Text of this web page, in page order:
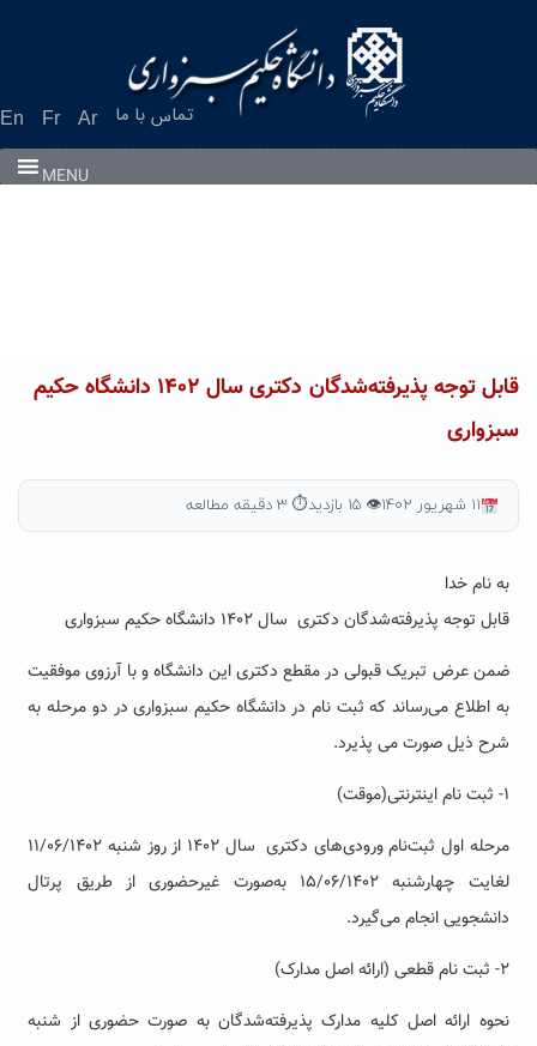
En Fr Ar تماس با ما
MENU
قابل توجه پذیرفته‌شدگان دکتری سال ۱۴۰۲ دانشگاه حکیم
سبزواری
۱۱ شهریور ۱۴۰۲ 👁 ۱۵ بازدید ⏱ ۳ دقیقه مطالعه
به ‌نام خدا
قابل توجه پذیرفته‌شدگان دکتری سال ۱۴۰۲ دانشگاه حکیم سبزواری
ضمن عرض تبریک قبولی در مقطع دکتری این دانشگاه و با آرزوی موفقیت
به اطلاع می‌رساند که ثبت نام در دانشگاه حکیم سبزواری در دو مرحله به
شرح ذیل صورت می پذیرد.
۱- ثبت نام اینترنتی(موقت)
مرحله اول ثبت‌نام ورودی‌های دکتری سال ۱۴۰۲ از روز شنبه ۱۱/۰۶/۱۴۰۲
لغایت چهارشنبه ۱۵/۰۶/۱۴۰۲ به‌صورت غیرحضوری از طریق پرتال
دانشجویی انجام می‌گیرد.
۲- ثبت نام قطعی (ارائه اصل مدارک)
نحوه ارائه اصل کلیه مدارک پذیرفته‌شدگان به صورت حضوری از شنبه